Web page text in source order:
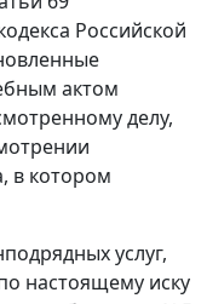
Российской
актом
делу,
в котором
услуг,
настоящему иску